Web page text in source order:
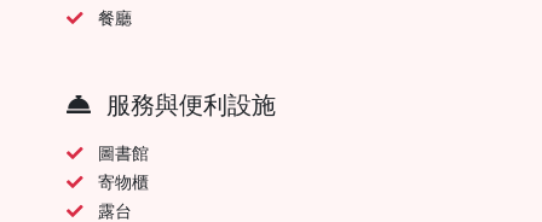
餐廳
服務與便利設施
圖書館
寄物櫃
露台